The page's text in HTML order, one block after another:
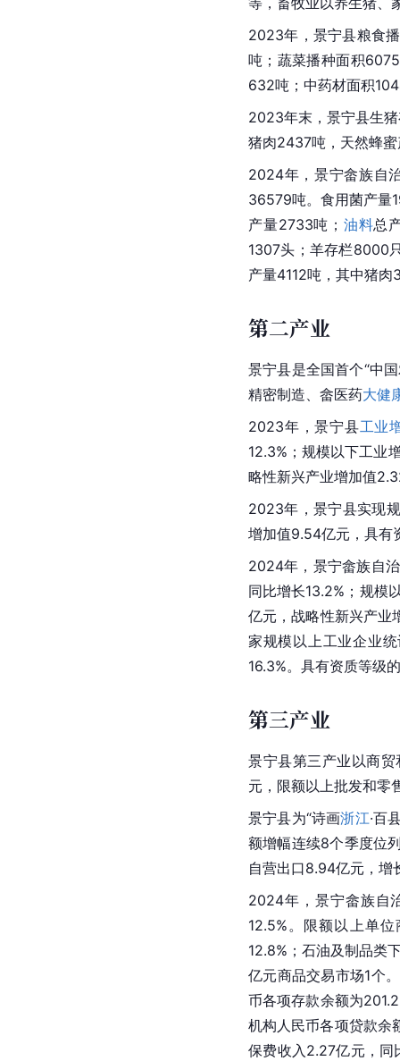
2023年，景宁县粮食
吨；蔬菜播种面积
632吨；中药材面积
2023年末，景宁县生
猪肉2437吨，天然蜂
2024年，景宁畲族自
36579吨。食用菌产量
产量2733吨； 油料总
1307头；羊存栏8000
产量4112吨，其中猪
第二产业
景宁县是全国首个“中
精密制造、畲医药大健
2023年，景宁县工业
12.3%；规模以下工业
略性新兴产业增加值
2023年，景宁县实现
增加值9.54亿元，具有
2024年，景宁畲族自
同比增长13.2%；规模
亿元，战略性新兴产业
家规模以上工业企业
16.3%。具有资质等级
第三产业
景宁县第三产业以商
元，限额以上批发和零
景宁县为“诗画浙江·百
额增幅连续8个季度位
自营出口8.94亿元，增
2024年，景宁畲族自
12.5%。限额以上单
12.8%；石油及制品类
亿元商品交易市场1个
币各项存款余额为
机构人民币各项贷款余
保费收入2.27亿元，同